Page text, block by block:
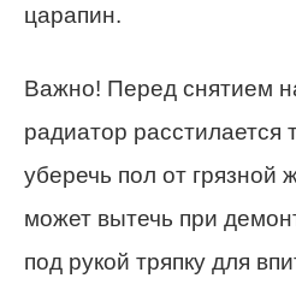
царапин.
Важно! Перед снятием
радиатор расстилается
уберечь пол от грязной
может вытечь при
под рукой тряпку для